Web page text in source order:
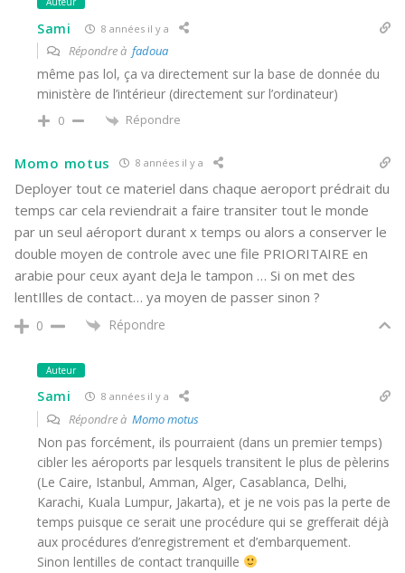
Sami 8 années il y a
Répondre à fadoua
même pas lol, ça va directement sur la base de donnée du
ministère de l’intérieur (directement sur l’ordinateur)
0 Répondre
Momo motus 8 années il y a
Deployer tout ce materiel dans chaque aeroport prédrait du
temps car cela reviendrait a faire transiter tout le monde
par un seul aéroport durant x temps ou alors a conserver le
double moyen de controle avec une file PRIORITAIRE en
arabie pour ceux ayant deJa le tampon … Si on met des
lentIlles de contact… ya moyen de passer sinon ?
0 Répondre
Auteur
Sami 8 années il y a
Répondre à Momo motus
Non pas forcément, ils pourraient (dans un premier temps)
cibler les aéroports par lesquels transitent le plus de pèlerins
(Le Caire, Istanbul, Amman, Alger, Casablanca, Delhi,
Karachi, Kuala Lumpur, Jakarta), et je ne vois pas la perte de
temps puisque ce serait une procédure qui se grefferait déjà
aux procédures d’enregistrement et d’embarquement.
Sinon lentilles de contact tranquille